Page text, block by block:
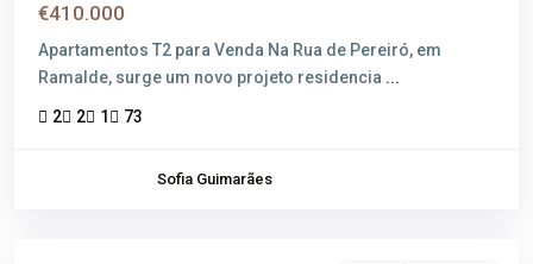
€410.000
Apartamentos T2 para Venda Na Rua de Pereiró, em
Ramalde, surge um novo projeto residencia ...
2 2 1 73
Sofia Guimarães